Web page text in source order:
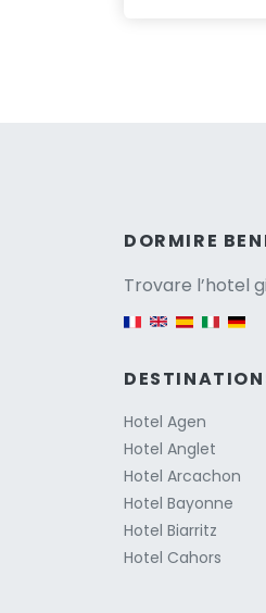
DORMIRE
Trovare l’hotel
Hotel Agen
Hotel Anglet
Hotel Arcachon
Hotel Bayonne
Hotel Biarritz
Hotel Cahors